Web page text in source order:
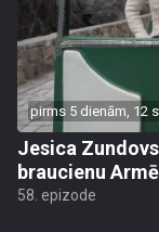
pirms 5 dienām, 12
Jesica
braucienu
58. epizode